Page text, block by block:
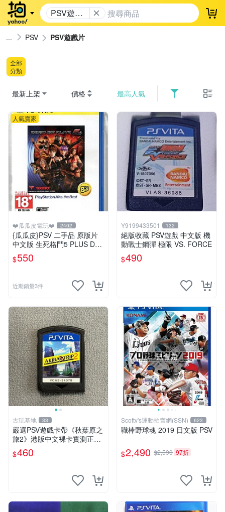
PSV遊戲
片
登
PSV PSV遊戲片
全部
分類
最新上架 價格 最高人氣
人氣賣家
❤️瓜瓜皮電玩❤️ 2402
{瓜瓜皮}PSV 二手品 原版片
中文版 生死格鬥5 PLUS Dea
d or Alive 5(遊戲都有回收)
$550
近期銷量3件
Y9199433501 132
絕版收藏 PSV遊戲 中文版 機
動戰士鋼彈 極限 VS. FORCE
$490
古玩基地 33
嚴選PSV遊戲卡帶《秋葉原之
旅2》港版中文裸卡實測正
常，專機遊戲只可在SONY P
SV上運行 卡帶 psv 港版
$460
已售完
Scotty's運動拍賣網(SSN) 623
職棒野球魂 2019 日文版 PSV
$2,490 $2,590 97折